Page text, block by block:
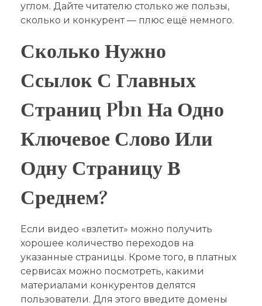
углом. Дайте читателю столько же пользы,
сколько и конкурент — плюс ещё немного.
Сколько Нужно
Ссылок С Главных
Страниц Pbn На Одно
Ключевое Слово Или
Одну Страницу В
Среднем?
Если видео «взлетит» можно получить
хорошее количество переходов на
указанные страницы. Кроме того, в платных
сервисах можно посмотреть, какими
материалами конкурентов делятся
пользователи. Для этого введите домены